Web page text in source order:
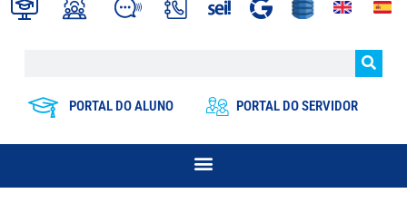
PORTAL DO ALUNO PORTAL DO SERVIDOR